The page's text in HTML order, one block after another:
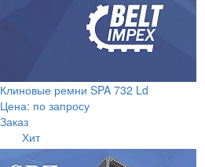
Клиновые ремни SPA 732 Ld
Цена: по запросу
Заказ
Хит